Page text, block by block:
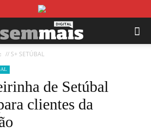
// S+ SETÚBAL
de Setúbal
clientes da